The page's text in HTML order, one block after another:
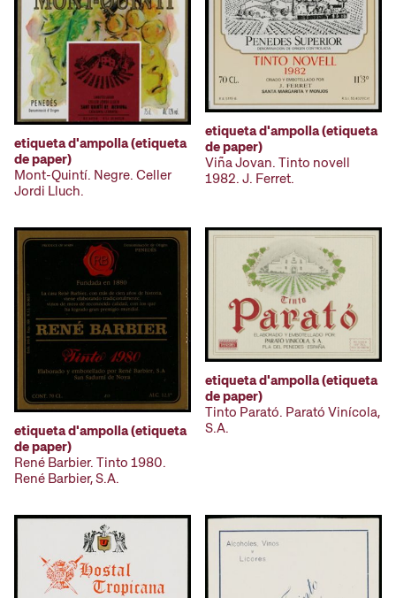
etiqueta d'ampolla (etiqueta
de paper)
Mont-Quintí. Negre. Celler
Jordi Lluch.
etiqueta d'ampolla (etiqueta
de paper)
Viña Jovan. Tinto novell
1982. J. Ferret.
etiqueta d'ampolla (etiqueta
de paper)
René Barbier. Tinto 1980.
René Barbier, S.A.
etiqueta d'ampolla (etiqueta
de paper)
Tinto Parató. Parató Vinícola,
S.A.